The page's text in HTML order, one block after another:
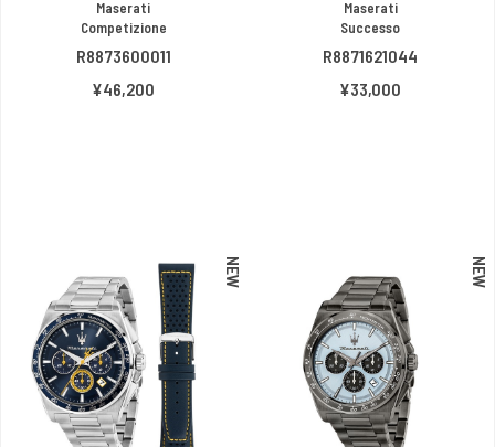
Maserati
Competizione
R8873600011
¥46,200
Maserati
Successo
R8871621044
¥33,000
NEW NEW